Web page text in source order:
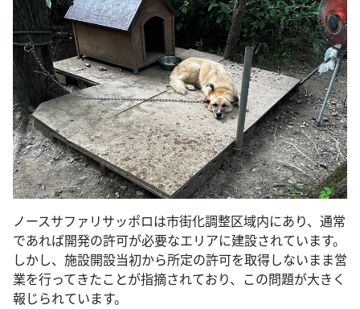
ノースサファリサッポロは市街化調整区域内にあり、通常
であれば開発の許可が必要なエリアに建設されています。
しかし、施設開設当初から所定の許可を取得しないまま営
業を行ってきたことが指摘されており、この問題が大きく
報じられています。